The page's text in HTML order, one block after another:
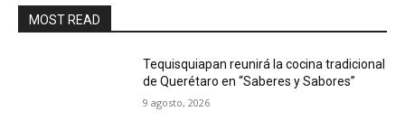
MOST READ
Tequisquiapan reunirá la cocina tradicional
de Querétaro en “Saberes y Sabores”
9 agosto, 2026